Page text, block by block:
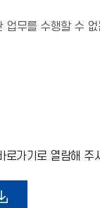
무를 수행할 수
로가기로 열람해 주